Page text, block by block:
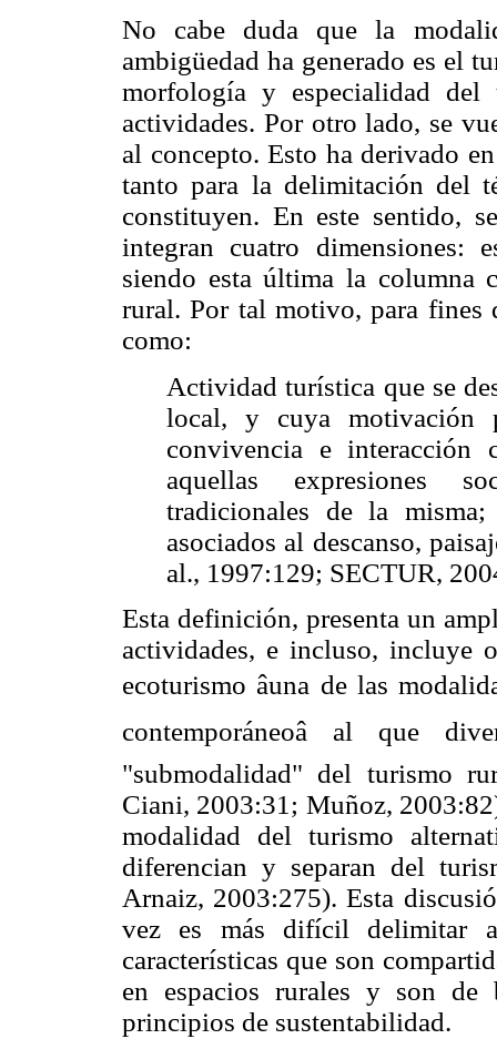
No cabe duda que la
ambigüedad ha generado es el
morfología y especialidad
actividades. Por otro lado, se
al concepto. Esto ha derivado
tanto para la delimitación del
constituyen. En este sentido,
integran cuatro dimensiones:
siendo esta última la columna
rural. Por tal motivo, para fines
como:
Actividad turística que se
local, y cuya motivación
convivencia e interacción
aquellas expresiones
tradicionales de la
asociados al descanso,
al., 1997:129; SECTUR,
Esta definición, presenta un
actividades, e incluso, incluye
ecoturismo âuna de las
contemporáneoâ al que
"submodalidad" del turismo
Ciani, 2003:31; Muñoz,
modalidad del turismo
diferencian y separan del
Arnaiz, 2003:275). Esta
vez es más difícil delimitar
características que son
en espacios rurales y son de
principios de sustentabilidad.